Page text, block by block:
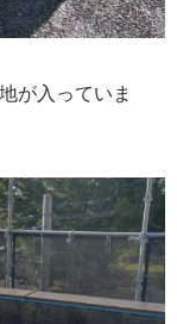
が入っていま